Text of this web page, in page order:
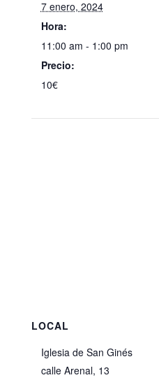
7 enero, 2024
Hora:
11:00 am - 1:00 pm
Precio:
10€
LOCAL
Iglesia de San Ginés
calle Arenal, 13